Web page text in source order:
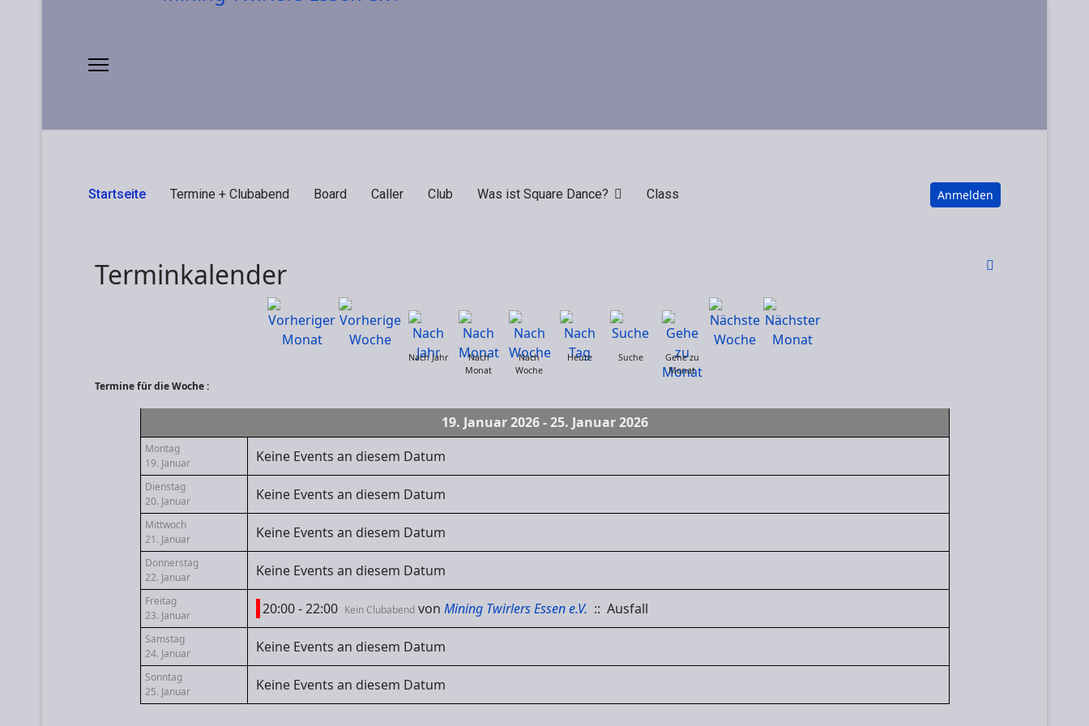
Startseite Termine + Clubabend Board Caller Club Was ist Square Dance? Class Anmelden
Terminkalender
Nach Jahr
Nach
Monat
Nach
Woche
Heute Suche
Gehe zu
Monat
Termine für die Woche :
19. Januar 2026 - 25. Januar 2026
Montag
19. Januar
Keine Events an diesem Datum
Dienstag
20. Januar
Keine Events an diesem Datum
Mittwoch
21. Januar
Keine Events an diesem Datum
Donnerstag
22. Januar
Keine Events an diesem Datum
Freitag
23. Januar
20:00 - 22:00 Kein Clubabendvon Mining Twirlers Essen e.V. :: Ausfall
Samstag
24. Januar
Keine Events an diesem Datum
Sonntag
25. Januar
Keine Events an diesem Datum